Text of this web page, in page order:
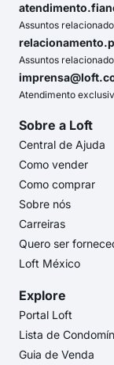
Assuntos
Assuntos
Atendimento
Sobre a Loft
Central de Ajuda
Como vender
Como comprar
Sobre nós
Carreiras
Quero ser
Loft México
Explore
Portal Loft
Lista de
Guia de Venda